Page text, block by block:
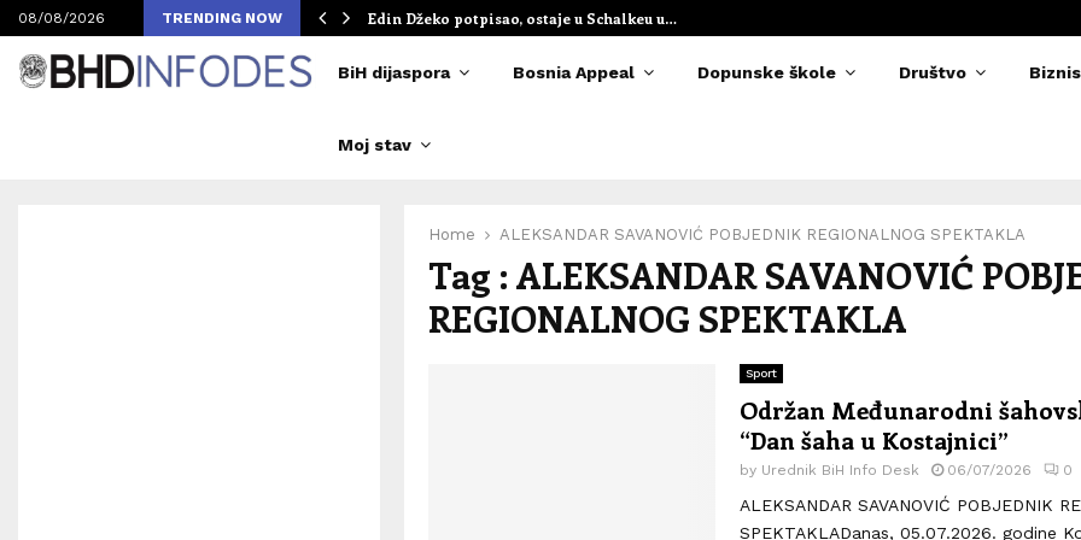
08/08/2026 TRENDING NOW
Merlinovih koncerata Edin Džeko potpisao, ostaje u Schalkeu u…
BiH dijaspora Bosnia Appeal Dopunske škole Društvo Biznis
Moj stav
Home ALEKSANDAR SAVANOVIĆ POBJEDNIK REGIONALNOG SPEKTAKLA
Tag : ALEKSANDAR SAVANOVIĆ
REGIONALNOG SPEKTAKLA
Sport
Održan Međunarodni
“Dan šaha u Kostajnici”
by Urednik BiH Info Desk 06/07/2026 0
ALEKSANDAR SAVANOVIĆ POBJEDNIK
SPEKTAKLADanas, 05.07.2026. godine